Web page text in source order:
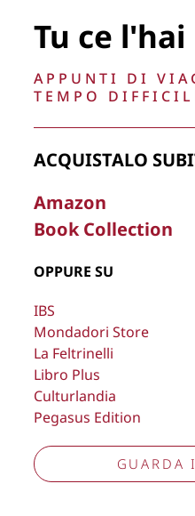
La Direzione stabilisce
rimuovere, oscurare,
Aggiorna preferenze
Tu ce l'hai
APPUNTI DI
TEMPO
ACQUISTALO
Amazon
Book Collection
OPPURE SU
IBS
Mondadori Store
La Feltrinelli
Libro Plus
Culturlandia
Pegasus Edition
GUARDA